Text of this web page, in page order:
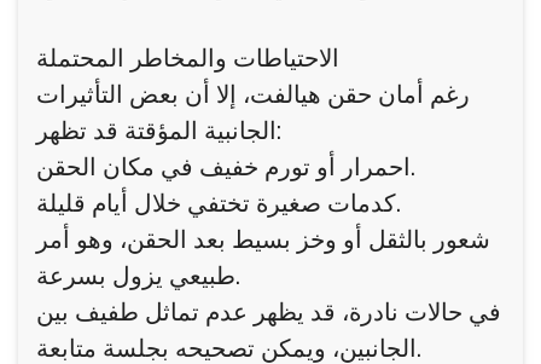
الاحتياطات والمخاطر المحتملة
رغم أمان حقن هيالفت، إلا أن بعض التأثيرات
الجانبية المؤقتة قد تظهر:
احمرار أو تورم خفيف في مكان الحقن.
كدمات صغيرة تختفي خلال أيام قليلة.
شعور بالثقل أو وخز بسيط بعد الحقن، وهو أمر
طبيعي يزول بسرعة.
في حالات نادرة، قد يظهر عدم تماثل طفيف بين
الجانبين، ويمكن تصحيحه بجلسة متابعة.